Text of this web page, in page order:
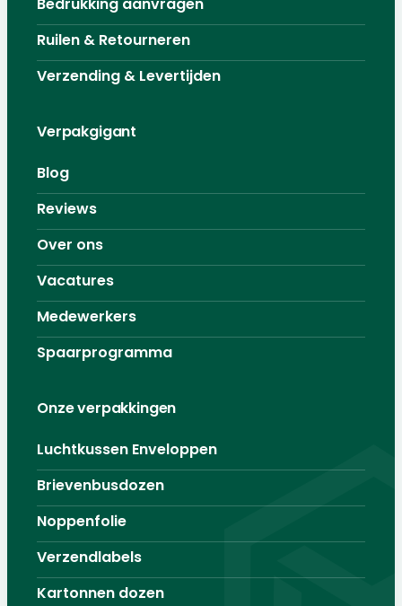
Bedrukking aanvragen
Ruilen & Retourneren
Verzending & Levertijden
Verpakgigant
Blog
Reviews
Over ons
Vacatures
Medewerkers
Spaarprogramma
Onze verpakkingen
Luchtkussen Enveloppen
Brievenbusdozen
Noppenfolie
Verzendlabels
Kartonnen dozen